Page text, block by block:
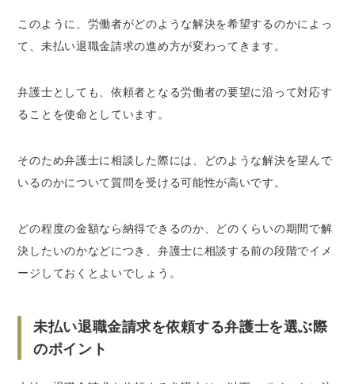
このように、労働者がどのような解決を希望するのかによっ
て、未払い退職金請求の進め方が変わってきます。
弁護士としても、依頼者となる労働者の要望に沿って対応す
ることを使命としています。
そのため弁護士に相談した際には、どのような解決を望んで
いるのかについて質問を受ける可能性が高いです。
どの程度の金額なら納得できるのか、どのくらいの期間で解
決したいのかなどにつき、弁護士に相談する前の段階でイメ
ージしておくとよいでしょう。
未払い退職金請求を依頼する弁護士を選ぶ際
のポイント